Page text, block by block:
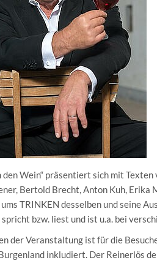
den Wein“ präsentiert sich mit
Bertold Brecht, Anton Kuh, Erika
TRINKEN desselben und seine
bzw. liest und ist u.a. bei
der Veranstaltung ist für die
inkludiert. Der Reinerlös